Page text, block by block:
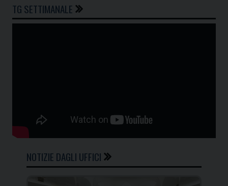
TG SETTIMANALE
NOTIZIE DAGLI UFFICI